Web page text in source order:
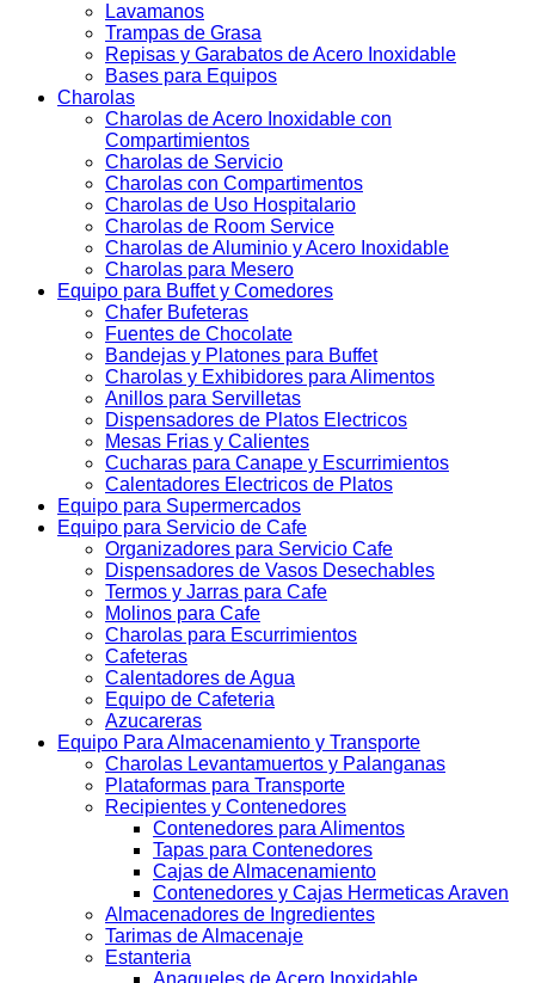
Lavamanos
Trampas de Grasa
Repisas y Garabatos de Acero Inoxidable
Bases para Equipos
Charolas
Charolas de Acero Inoxidable con
Compartimientos
Charolas de Servicio
Charolas con Compartimentos
Charolas de Uso Hospitalario
Charolas de Room Service
Charolas de Aluminio y Acero Inoxidable
Charolas para Mesero
Equipo para Buffet y Comedores
Chafer Bufeteras
Fuentes de Chocolate
Bandejas y Platones para Buffet
Charolas y Exhibidores para Alimentos
Anillos para Servilletas
Dispensadores de Platos Electricos
Mesas Frias y Calientes
Cucharas para Canape y Escurrimientos
Calentadores Electricos de Platos
Equipo para Supermercados
Equipo para Servicio de Cafe
Organizadores para Servicio Cafe
Dispensadores de Vasos Desechables
Termos y Jarras para Cafe
Molinos para Cafe
Charolas para Escurrimientos
Cafeteras
Calentadores de Agua
Equipo de Cafeteria
Azucareras
Equipo Para Almacenamiento y Transporte
Charolas Levantamuertos y Palanganas
Plataformas para Transporte
Recipientes y Contenedores
Contenedores para Alimentos
Tapas para Contenedores
Cajas de Almacenamiento
Contenedores y Cajas Hermeticas Araven
Almacenadores de Ingredientes
Tarimas de Almacenaje
Estanteria
Anaqueles de Acero Inoxidable